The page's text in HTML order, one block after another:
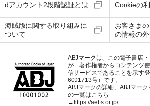
dアカウント2段階認証とは Cookieの
海賊版に関する取り組みに
ついて
お客さま
の情報の
ABJマークは、この電子書店
が、著作権者からコンテンツ
信サービスであることを示す
6091713号）です。
ABJマークの詳細、ABJマー
の一覧はこちら
→https://aebs.or.jp/